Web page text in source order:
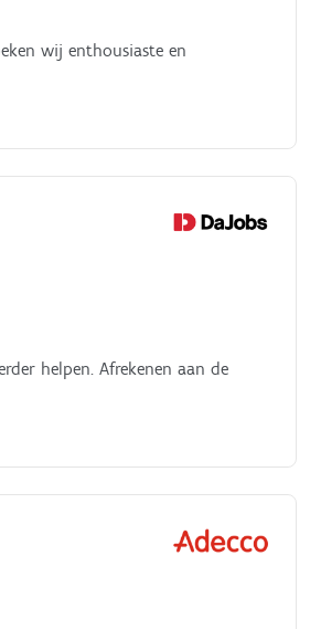
wij enthousiaste en
helpen. Afrekenen aan de